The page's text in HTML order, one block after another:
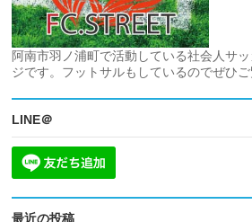
阿南市羽ノ浦町で活動している社会人サ
ジです。フットサルもしているのでぜひ
LINE＠
最近の投稿